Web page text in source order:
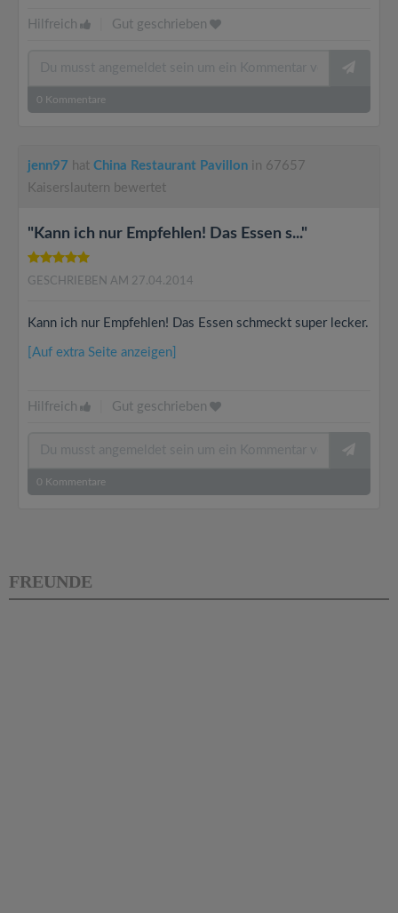
Hilfreich Gut geschrieben
0 Kommentare
jenn97 hat China Restaurant Pavillon in 67657
Kaiserslautern bewertet
"Kann ich nur Empfehlen! Das Essen s..."
GESCHRIEBEN AM 27.04.2014
Kann ich nur Empfehlen! Das Essen schmeckt super lecker.
[Auf extra Seite anzeigen]
Hilfreich Gut geschrieben
0 Kommentare
FREUNDE